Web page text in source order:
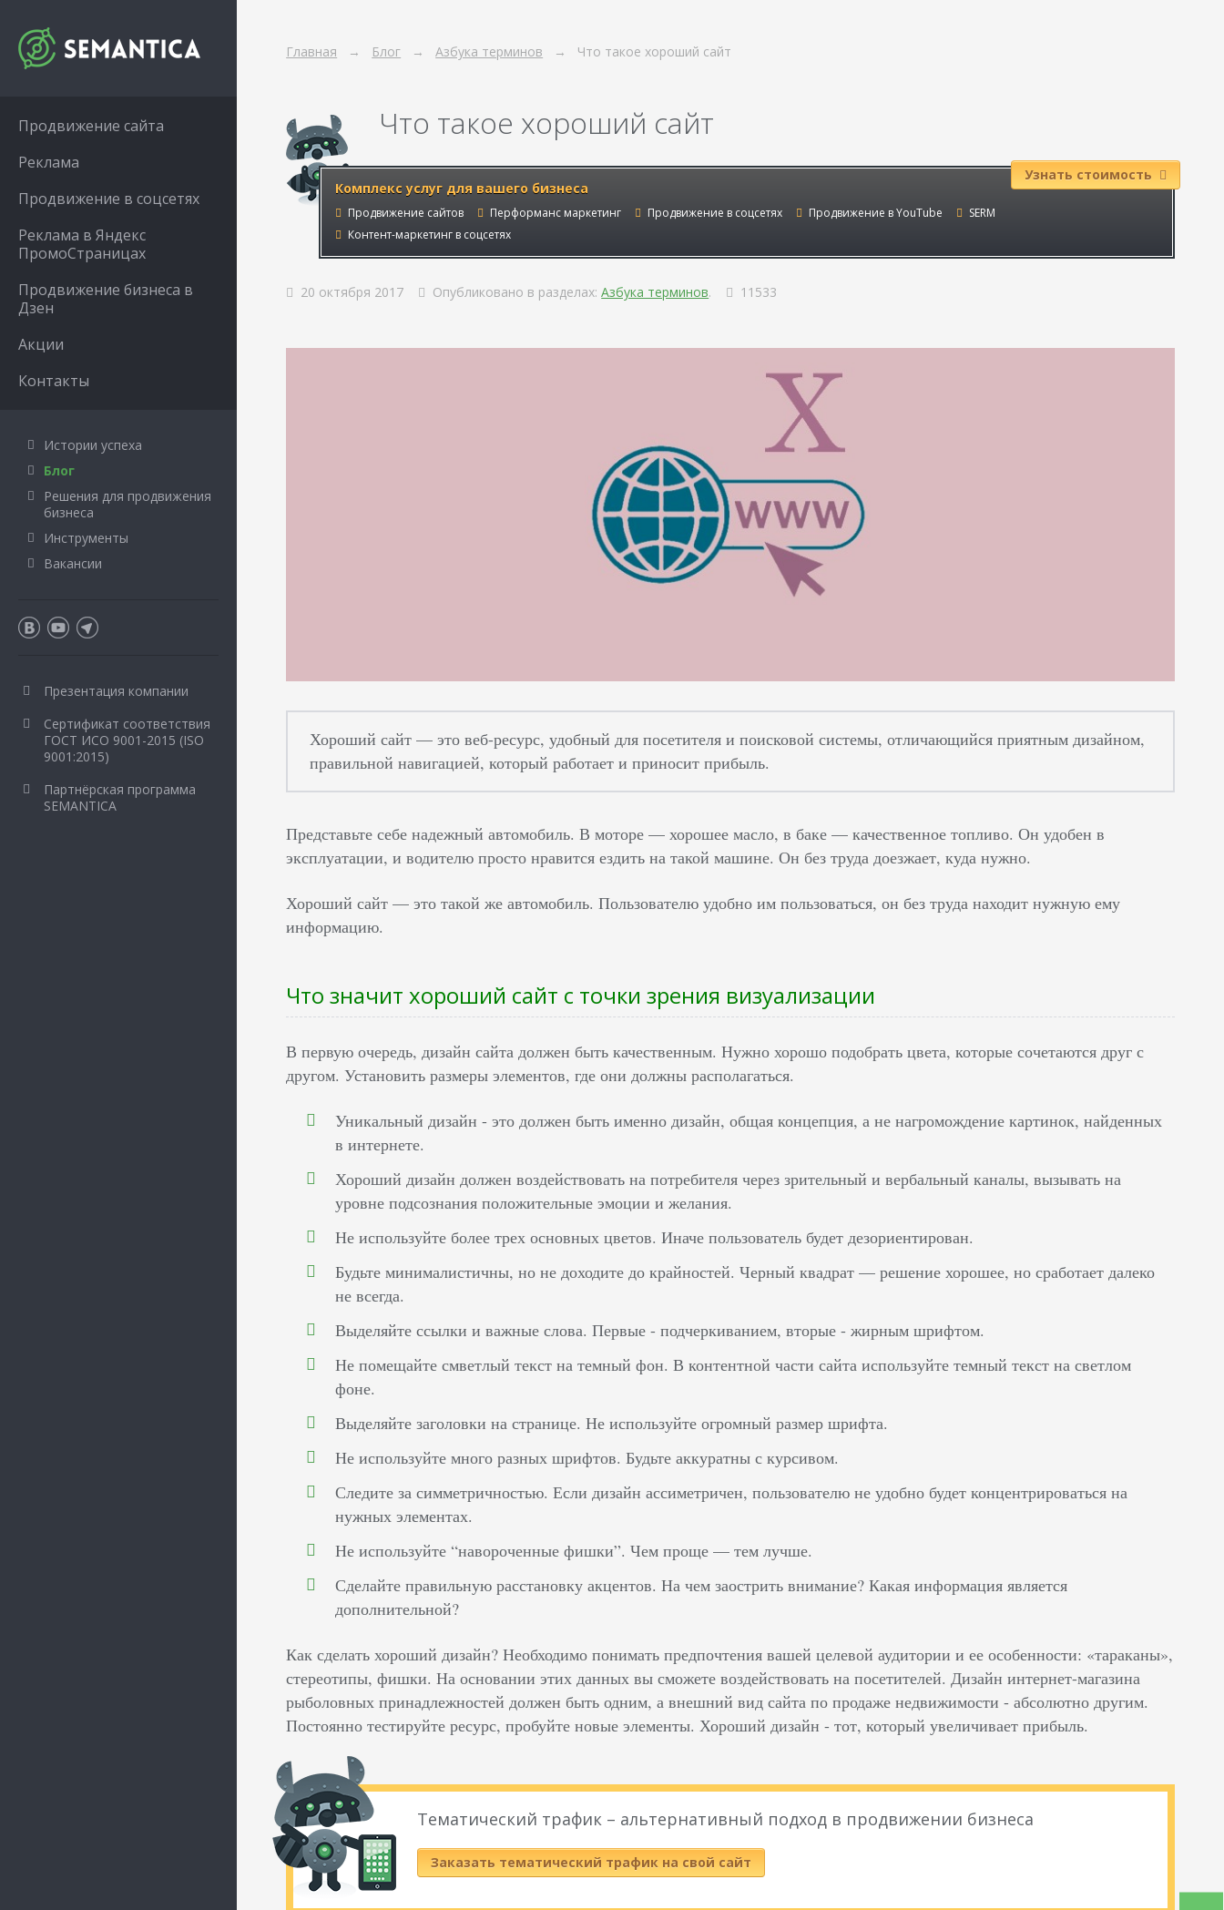
Главная Блог Азбука терминов Что такое хороший сайт
Что такое хороший сайт
Комплекс услуг для вашего бизнеса
Продвижение сайтов Перформанс маркетинг Продвижение в соцсетях Продвижение в YouTube
SERM
Контент-маркетинг в соцсетях
Узнать стоимость
20 октября 2017 Опубликовано в разделах: Азбука терминов. 11533
Хороший сайт — это веб-ресурс, удобный для посетителя и поисковой системы, отличающийся приятным дизайном,
правильной навигацией, который работает и приносит прибыль.
Представьте себе надежный автомобиль. В моторе — хорошее масло, в баке — качественное топливо. Он удобен в
эксплуатации, и водителю просто нравится ездить на такой машине. Он без труда доезжает, куда нужно.
Хороший сайт — это такой же автомобиль. Пользователю удобно им пользоваться, он без труда находит нужную ему
информацию.
Что значит хороший сайт с точки зрения визуализации
В первую очередь, дизайн сайта должен быть качественным. Нужно хорошо подобрать цвета, которые сочетаются друг с
другом. Установить размеры элементов, где они должны располагаться.
Уникальный дизайн - это должен быть именно дизайн, общая концепция, а не нагромождение картинок, найденных
в интернете.
Хороший дизайн должен воздействовать на потребителя через зрительный и вербальный каналы, вызывать на
уровне подсознания положительные эмоции и желания.
Не используйте более трех основных цветов. Иначе пользователь будет дезориентирован.
Будьте минималистичны, но не доходите до крайностей. Черный квадрат — решение хорошее, но сработает далеко
не всегда.
Выделяйте ссылки и важные слова. Первые - подчеркиванием, вторые - жирным шрифтом.
Не помещайте смветлый текст на темный фон. В контентной части сайта используйте темный текст на светлом
фоне.
Выделяйте заголовки на странице. Не используйте огромный размер шрифта.
Не используйте много разных шрифтов. Будьте аккуратны с курсивом.
Следите за симметричностью. Если дизайн ассиметричен, пользователю не удобно будет концентрироваться на
нужных элементах.
Не используйте “навороченные фишки”. Чем проще — тем лучше.
Сделайте правильную расстановку акцентов. На чем заострить внимание? Какая информация является
дополнительной?
Как сделать хороший дизайн? Необходимо понимать предпочтения вашей целевой аудитории и ее особенности: «тараканы»,
стереотипы, фишки. На основании этих данных вы сможете воздействовать на посетителей. Дизайн интернет-магазина
рыболовных принадлежностей должен быть одним, а внешний вид сайта по продаже недвижимости - абсолютно другим.
Постоянно тестируйте ресурс, пробуйте новые элементы. Хороший дизайн - тот, который увеличивает прибыль.
Тематический трафик – альтернативный подход в продвижении бизнеса
Заказать тематический трафик на свой сайт
Продвижение сайта
Реклама
Продвижение в соцсетях
Реклама в Яндекс
ПромоСтраницах
Продвижение бизнеса в
Дзен
Акции
Контакты
Истории успеха
Блог
Решения для продвижения
бизнеса
Инструменты
Вакансии
Презентация компании
Сертификат соответствия
ГОСТ ИСО 9001-2015 (ISO
9001:2015)
Партнёрская программа
SEMANTICA